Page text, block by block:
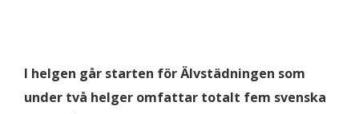
I helgen går starten för Älvstädningen som
under två helger omfattar totalt fem svenska